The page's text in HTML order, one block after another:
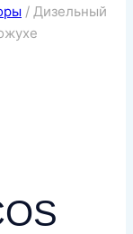
/ Дизельный